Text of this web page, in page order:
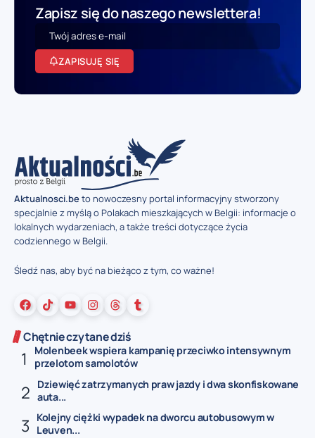
Zapisz się do naszego newslettera!
ZAPISUJĘ SIĘ
Aktualnosci.beto nowoczesny portal informacyjny stworzony
specjalnie z myślą o Polakach mieszkających w Belgii: informacje o
lokalnych wydarzeniach, a także treści dotyczące życia
codziennego w Belgii.
Śledź nas, aby być na bieżąco z tym, co ważne!
Chętnie czytane dziś
Molenbeek wspiera kampanię przeciwko intensywnym
przelotom samolotów
Dziewięć zatrzymanych praw jazdy i dwa skonfiskowane
auta...
Kolejny ciężki wypadek na dworcu autobusowym w
Leuven...